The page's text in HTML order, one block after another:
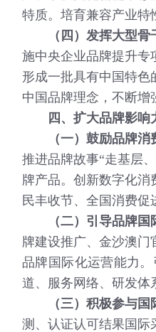
特质。培育兼容产业特
（四）发挥大型
施中央企业品牌提升专
形成一批具有中国特
中国品牌理念，不断
四、扩大品牌影响
（一）鼓励品牌消
推进品牌故事“走基层
牌产品。创新数字化
民丰收节、全国消费
（二）引导品牌国
牌建设推广、金沙澳
品牌国际化运营能力
道、服务网络、研发体
（三）积极参与国
测、认证认可结果国际